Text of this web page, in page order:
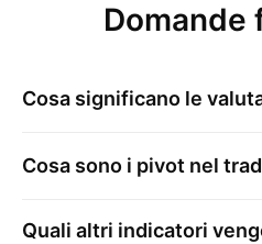
Domande
Cosa significano le
Cosa sono i pivot nel
Quali altri indicatori